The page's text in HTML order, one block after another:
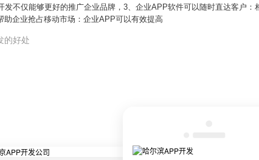
发不仅能够更好的推广企业品牌，3、企业APP软件可以随时直达客户
助企业抢占移动市场：企业APP可以有效提高
的好处